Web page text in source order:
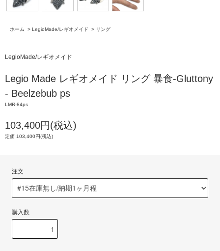
ホーム > LegioMade/レギオメイド > リング
LegioMade/レギオメイド
Legio Made レギオメイド リング 暴食-Gluttony
- Beelzebub ps
LMR-84ps
103,400円(税込)
定価 103,400円(税込)
注文
購入数